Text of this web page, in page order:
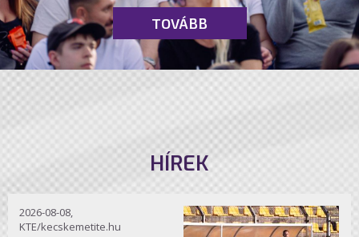
TOVÁBB
HÍREK
2026-08-08,
KTE/kecskemetite.hu